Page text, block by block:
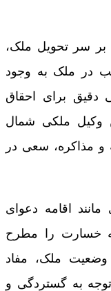
بر سر تحویل ملک،
در ملک به وجود
دقیق برای احقاق
وکیل ملکی شمال
و مذاکره، سعی در
اقامه دعوای
خسارت را مطرح
وضعیت ملک، مفاد
به گستردگی و